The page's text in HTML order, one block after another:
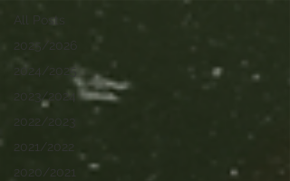
All Posts
2025/2026
2024/2025
2023/2024
2022/2023
2021/2022
2020/2021